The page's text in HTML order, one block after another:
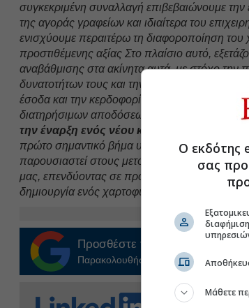
συγκεκριμένη συναλλαγή επιβεβαιώνουμε
της αγοράς γραφείων και ιδιαίτερα του
ενισχύουμε περαιτέρω τη διαφοροποίηση του
προστιθέμενης αξίας Στο πλαίσιο αυτό,
αναβάθμισης στα ακίνητα αυτά, με στόχο την
δυνατοτήτων τους και την ενίσχυση της
έσοδα και την κερδοφορία της Εταιρείας,
διατηρήσιμων αποδόσεων για τους μετόχους
την έναρξη ενός νέου κύκλου ανάπτυξης
πρώτο σημαντικό βήμα υλοποίησης του
παρουσιαστεί στους μετόχους μας.
μας, επενδύοντας σε προνομιακά ακίνητα
δημιουργία ενός χαρτοφυλακίου μοναδικής
Προσθέστε το Euro2day.grστο
Παρακολουθήστε τις εξελίξεις με
FOLLOW
Ο εκδότης
σας
Μάθετε